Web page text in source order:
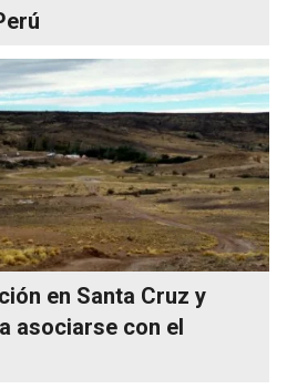
en Santa Cruz y
asociarse con el